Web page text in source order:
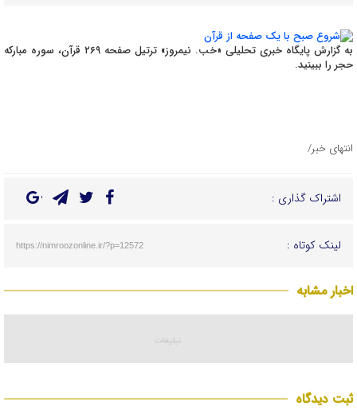
به گزارش پایگاه خبری تحلیلی «خب. نیمروز» ترتیل صفحه ۲۶۹ قرآن، سوره مبارکه
حجر را ببینید.
انتهای خبر/
اشتراک گذاری :
لینک کوتاه : https://nimroozonline.ir/?p=12572
اخبار مشابه
ثبت دیدگاه